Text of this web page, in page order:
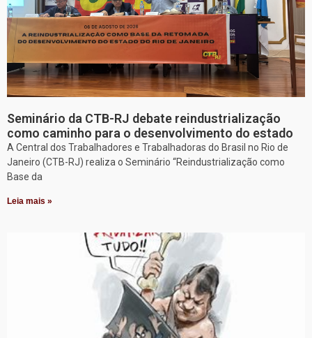
Seminário da CTB-RJ debate reindustrialização
como caminho para o desenvolvimento do estado
A Central dos Trabalhadores e Trabalhadoras do Brasil no Rio de
Janeiro (CTB-RJ) realiza o Seminário “Reindustrialização como
Base da
Leia mais »